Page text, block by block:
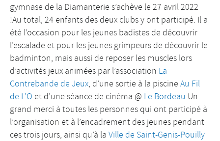
gymnase de la Diamanterie s’achève le 27 avril 2022
!Au total, 24 enfants des deux clubs y ont participé. Il a
été l’occasion pour les jeunes badistes de découvrir
l’escalade et pour les jeunes grimpeurs de découvrir le
badminton, mais aussi de reposer les muscles lors
d’activités jeux animées par l’association La
Contrebande de Jeux, d’une sortie à la piscine Au Fil
de L’O et d’une séance de cinéma @ Le Bordeau.Un
grand merci à toutes les personnes qui ont participé à
l’organisation et à l’encadrement des jeunes pendant
ces trois jours, ainsi qu’à la Ville de Saint-Genis-Pouilly